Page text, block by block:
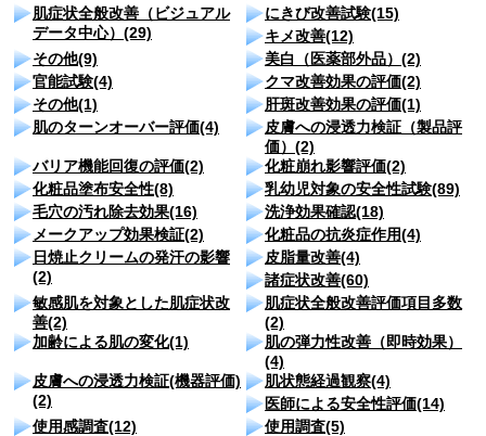
肌症状全般改善（ビジュアル
データ中心）(29)
にきび改善試験(15)
キメ改善(12)
その他(9)
美白（医薬部外品）(2)
官能試験(4)
クマ改善効果の評価(2)
その他(1)
肝斑改善効果の評価(1)
肌のターンオーバー評価(4)
皮膚への浸透力検証（製品評
価）(2)
バリア機能回復の評価(2)
化粧崩れ影響評価(2)
化粧品塗布安全性(8)
乳幼児対象の安全性試験(89)
毛穴の汚れ除去効果(16)
洗浄効果確認(18)
メークアップ効果検証(2)
化粧品の抗炎症作用(4)
日焼止クリームの発汗の影響
(2)
皮脂量改善(4)
諸症状改善(60)
敏感肌を対象とした肌症状改
善(2)
肌症状全般改善評価項目多数
(2)
加齢による肌の変化(1)
肌の弾力性改善（即時効果）
(4)
皮膚への浸透力検証(機器評価)
(2)
肌状態経過観察(4)
医師による安全性評価(14)
使用感調査(12)
使用調査(5)